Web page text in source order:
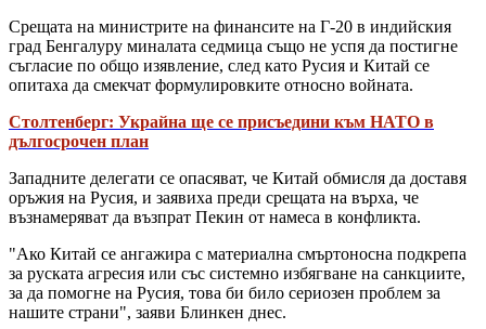
Срещата на министрите на финансите на Г-20 в индийския
град Бенгалуру миналата седмица също не успя да постигне
съгласие по общо изявление, след като Русия и Китай се
опитаха да смекчат формулировките относно войната.
Столтенберг: Украйна ще се присъедини към НАТО в
дългосрочен план
Западните делегати се опасяват, че Китай обмисля да доставя
оръжия на Русия, и заявиха преди срещата на върха, че
възнамеряват да възпрат Пекин от намеса в конфликта.
"Ако Китай се ангажира с материална смъртоносна подкрепа
за руската агресия или със системно избягване на санкциите,
за да помогне на Русия, това би било сериозен проблем за
нашите страни", заяви Блинкен днес.